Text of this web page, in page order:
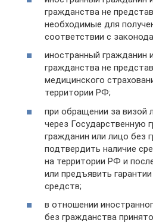
гражданства не
необходимые для
соответствии с
иностранный гражданин
гражданства не
медицинского
территории РФ;
при обращении за визой
через Государственную
гражданин или лицо без
подтвердить наличие
на территории РФ и
или предъявить
средств;
в отношении
без гражданства